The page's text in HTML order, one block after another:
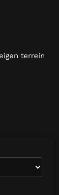
terrein